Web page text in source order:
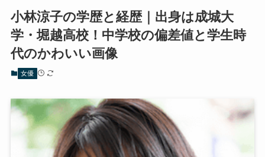
小林涼子の学歴と経歴｜出身は成城大
学・堀越高校！中学校の偏差値と学生時
代のかわいい画像
女優